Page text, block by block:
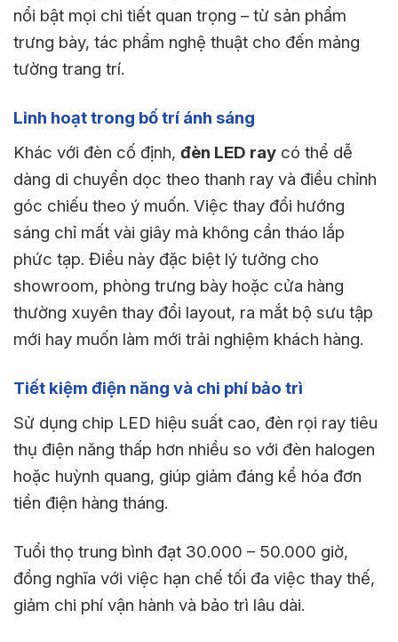
nổi bật mọi chi tiết quan trọng – từ sản phẩm
trưng bày, tác phẩm nghệ thuật cho đến mảng
tường trang trí.
Linh hoạt trong bố trí ánh sáng
Khác với đèn cố định, đèn LED ray có thể dễ
dàng di chuyển dọc theo thanh ray và điều chỉnh
góc chiếu theo ý muốn. Việc thay đổi hướng
sáng chỉ mất vài giây mà không cần tháo lắp
phức tạp. Điều này đặc biệt lý tưởng cho
showroom, phòng trưng bày hoặc cửa hàng
thường xuyên thay đổi layout, ra mắt bộ sưu tập
mới hay muốn làm mới trải nghiệm khách hàng.
Tiết kiệm điện năng và chi phí bảo trì
Sử dụng chip LED hiệu suất cao, đèn rọi ray tiêu
thụ điện năng thấp hơn nhiều so với đèn halogen
hoặc huỳnh quang, giúp giảm đáng kể hóa đơn
tiền điện hàng tháng.
Tuổi thọ trung bình đạt 30.000 – 50.000 giờ,
đồng nghĩa với việc hạn chế tối đa việc thay thế,
giảm chi phí vận hành và bảo trì lâu dài.